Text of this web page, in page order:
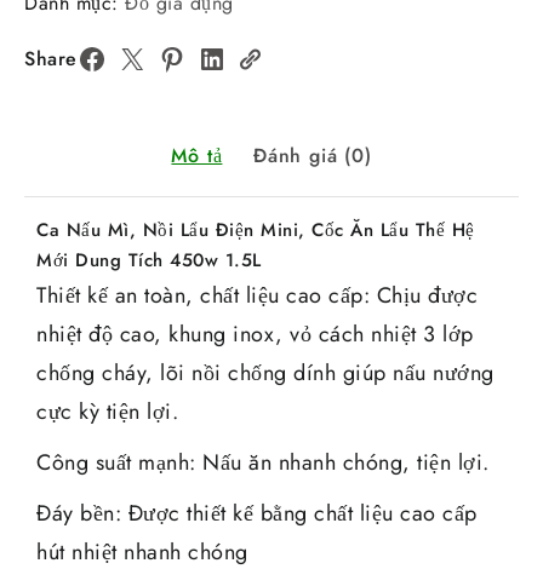
Share
Mô tả Đánh giá (0)
Ca Nấu Mì, Nồi Lẩu Điện Mini, Cốc Ăn Lẩu Thế Hệ
Mới Dung Tích 450w 1.5L
Thiết kế an toàn, chất liệu cao cấp: Chịu được
nhiệt độ cao, khung inox, vỏ cách nhiệt 3 lớp
chống cháy, lõi nồi chống dính giúp nấu nướng
cực kỳ tiện lợi.
Công suất mạnh: Nấu ăn nhanh chóng, tiện lợi.
Đáy bền: Được thiết kế bằng chất liệu cao cấp
hút nhiệt nhanh chóng